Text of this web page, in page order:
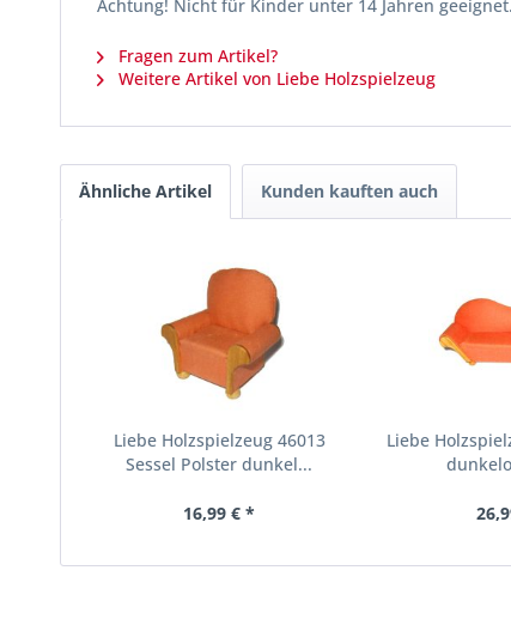
Achtung! Nicht für Kinder unter 14 Jahren geeignet.
Fragen zum Artikel?
Weitere Artikel von Liebe Holzspielzeug
Ähnliche Artikel Kunden kauften auch
Liebe Holzspielzeug 46013
Sessel Polster dunkel...
16,99 € *
Liebe